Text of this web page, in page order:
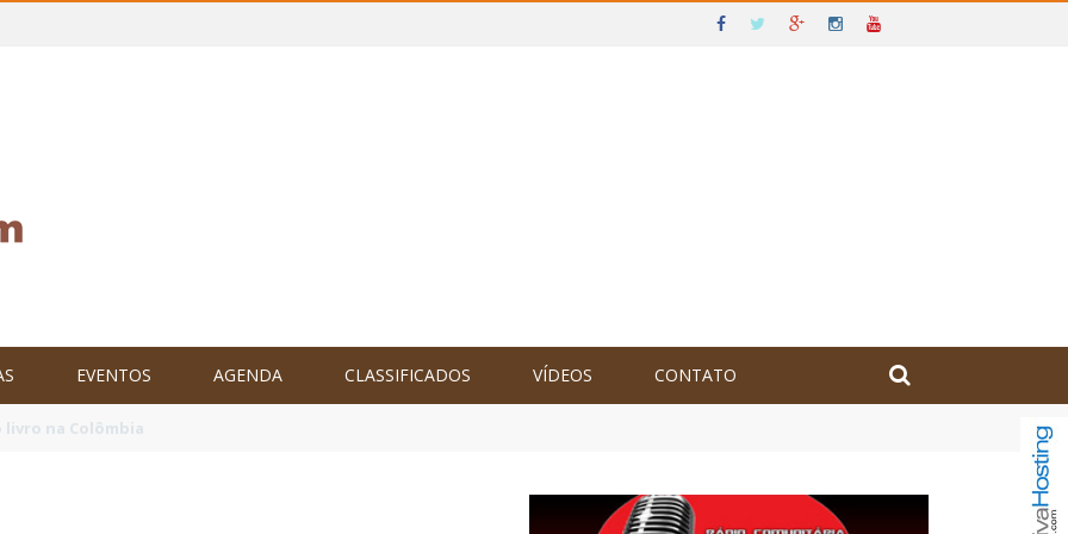
EVENTOS AGENDA CLASSIFICADOS VÍDEOS CONTATO
o Brasil no XXIV Parlamento Internacional de Escritores, na Colômbia